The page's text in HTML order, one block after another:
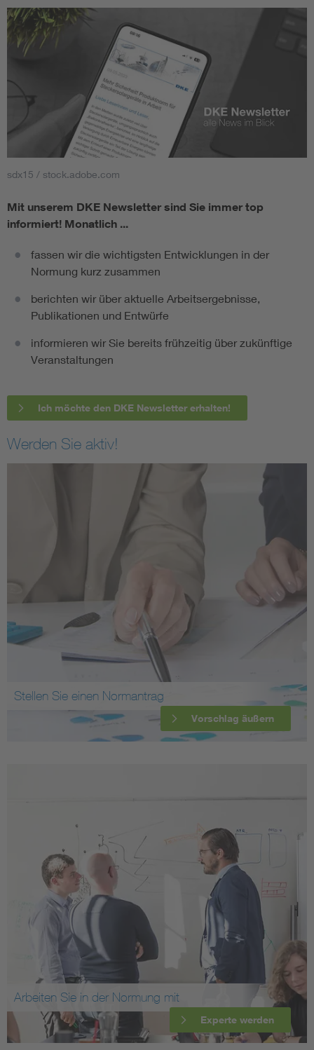
sdx15 / stock.adobe.com
Mit unserem DKE Newsletter sind Sie immer top
informiert! Monatlich ...
fassen wir die wichtigsten Entwicklungen in der
Normung kurz zusammen
berichten wir über aktuelle Arbeitsergebnisse,
Publikationen und Entwürfe
informieren wir Sie bereits frühzeitig über zukünftige
Veranstaltungen
Ich möchte den DKE Newsletter erhalten!
Werden Sie aktiv!
Stellen Sie einen Normantrag
Vorschlag äußern
Arbeiten Sie in der Normung mit
Experte werden